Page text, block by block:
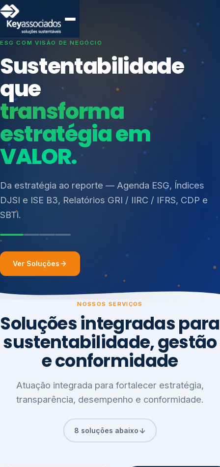
SISTEMAS DE GESTÃO OTIMIZADOS E INTEGRADOS
Conformidade que
protege seu
negócio.
Consultoria, auditoria e treinamentos em ISO 27001,
ISO 27701, ISO 42001, ISO 37001, ISO 9001, ISO
14001, ISO 45001, ONA e PNQ — Gestão de
resíduos sólidos (PGRS/PMGRS).
Índices de Mercado
Mudanças Climáticas
Reputação e Cadeia
Reporte Regulatório
Ver Soluções
NOSSOS SERVIÇOS
Soluções integradas para
sustentabilidade, gestão
e conformidade
Atuação integrada para fortalecer estratégia,
transparência, desempenho e conformidade.
8 soluções abaixo